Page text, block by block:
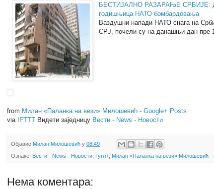
БЕСТИЈАЛНО РАЗАРАЊЕ СРБИЈЕ:
годишњица НАТО бомбардовања
Ваздушни напади НАТО снага на
СРЈ, почели су на данашњи дан пре
from Милан «Паланка на вези» Милошевић - Google+ Posts
via IFTTT Видети заједницу Вести - News - Новости
Објавио Милан Милошевић у 08:49
Ознаке: Вести - News - Новости Гугл+ Милан «Паланка на вези» Милошевић -
Нема коментара: